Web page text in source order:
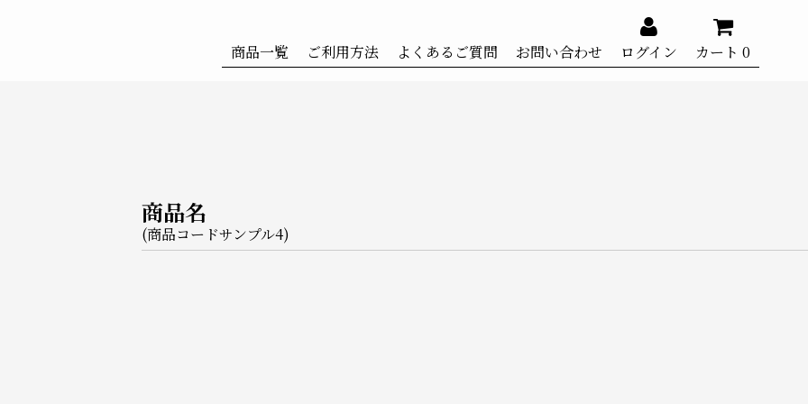
商品一覧 ご利用方法 よくあるご質問 お問い合わせ ログイン カート 0
商品名
(商品コードサンプル4)